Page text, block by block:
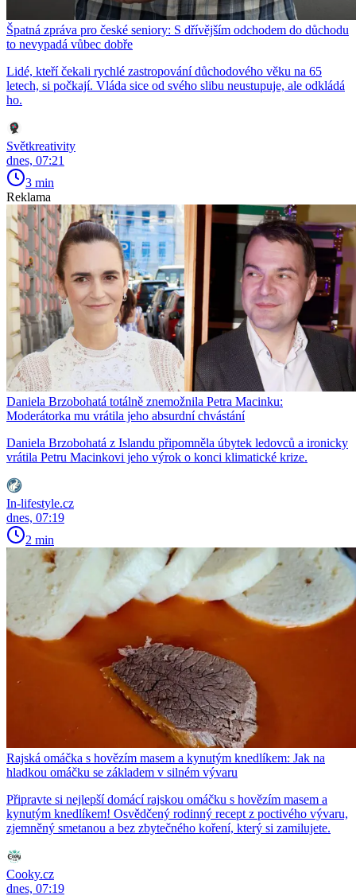
Špatná zpráva pro české seniory: S dřívějším odchodem do důchodu
to nevypadá vůbec dobře
Lidé, kteří čekali rychlé zastropování důchodového věku na 65
letech, si počkají. Vláda sice od svého slibu neustupuje, ale odkládá
ho.
Světkreativity
dnes, 07:21
3 min
Reklama
Daniela Brzobohatá totálně znemožnila Petra Macinku:
Moderátorka mu vrátila jeho absurdní chvástání
Daniela Brzobohatá z Islandu připomněla úbytek ledovců a ironicky
vrátila Petru Macinkovi jeho výrok o konci klimatické krize.
In-lifestyle.cz
dnes, 07:19
2 min
Rajská omáčka s hovězím masem a kynutým knedlíkem: Jak na
hladkou omáčku se základem v silném vývaru
Připravte si nejlepší domácí rajskou omáčku s hovězím masem a
kynutým knedlíkem! Osvědčený rodinný recept z poctivého vývaru,
zjemněný smetanou a bez zbytečného koření, který si zamilujete.
Cooky.cz
dnes, 07:19